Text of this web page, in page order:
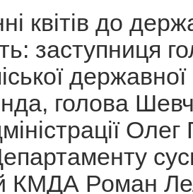
квітів до
заступниця
державної
голова
Олег
КМДА Роман